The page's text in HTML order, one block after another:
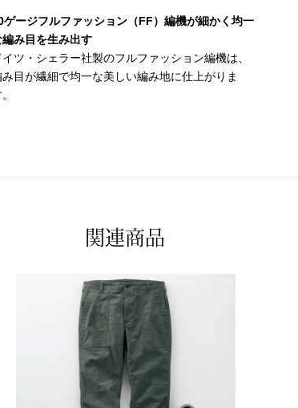
ゲージフルファッション（FF）編機が細かく均一
編み目を生み出す
イツ・シェラー社製のフルファッション編機は、
み目が繊細で均一な美しい編み地に仕上がりま
関連商品